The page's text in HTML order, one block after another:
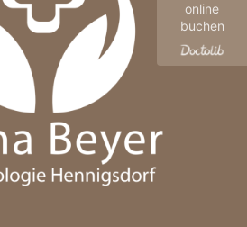
online
buchen